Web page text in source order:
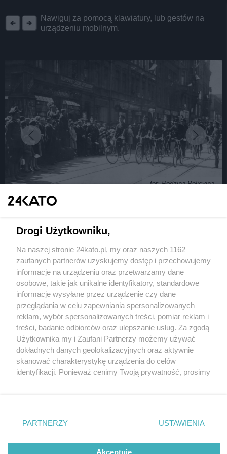
Nawiguj za pomocą klawiatury, lub gestów na
urządzeniu mobilnym.
fot: Rodzina Policyjna
Odrębna Policja Województwa Śląskiego była
autonomii
8 / 19
Policja Województwa
Śląskiego na archiwalnych
zdjęciach z Katowic
Wydawca mediów lokalnych
Nie zapomnij
zapoznać się z:
polityką prywatności regulamin korzystania z portali
Twojemiasto
Piekary Śląskie
Chorzów
Tarnowskie Góry
Gliwice
Skontakuj sięz nami
Kontakt
Wydawca
Redakcja
Drogi Użytkowniku,
Na naszej stronie 24kato.pl, my oraz naszych 1162
zaufanych partnerów uzyskujemy dostęp i przechowujemy
informacje na urządzeniu oraz przetwarzamy dane
osobowe, takie jak unikalne identyfikatory, standardowe
informacje wysyłane przez urządzenie czy dane
przeglądania w celu zapewniania spersonalizowanych
reklam, wybór spersonalizowanych treści, pomiar reklam i
treści, badanie odbiorców oraz ulepszanie usług. Za zgodą
Użytkownika my i Zaufani Partnerzy możemy używać
dokładnych danych geolokalizacyjnych oraz aktywnie
skanować charakterystykę urządzenia do celów
identyfikacji. Ponieważ cenimy Twoją prywatność, prosimy
prywatności znajdujący się w lewym dolnym rogu strony
. Niektóre rodzaje przetwarzania danych nie wymagają
zgody użytkownika, ale masz prawo sprzeciwić się
takiemu przetwarzaniu. Preferencje będą miały
PARTNERZY USTAWIENIA
Akceptuję